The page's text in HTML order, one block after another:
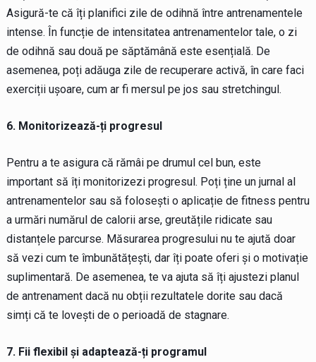
Asigură-te că îți planifici zile de odihnă între antrenamentele
intense. În funcție de intensitatea antrenamentelor tale, o zi
de odihnă sau două pe săptămână este esențială. De
asemenea, poți adăuga zile de recuperare activă, în care faci
exerciții ușoare, cum ar fi mersul pe jos sau stretchingul.
6. Monitorizează-ți progresul
Pentru a te asigura că rămâi pe drumul cel bun, este
important să îți monitorizezi progresul. Poți ține un jurnal al
antrenamentelor sau să folosești o aplicație de fitness pentru
a urmări numărul de calorii arse, greutățile ridicate sau
distanțele parcurse. Măsurarea progresului nu te ajută doar
să vezi cum te îmbunătățești, dar îți poate oferi și o motivație
suplimentară. De asemenea, te va ajuta să îți ajustezi planul
de antrenament dacă nu obții rezultatele dorite sau dacă
simți că te lovești de o perioadă de stagnare.
7. Fii flexibil și adaptează-ți programul